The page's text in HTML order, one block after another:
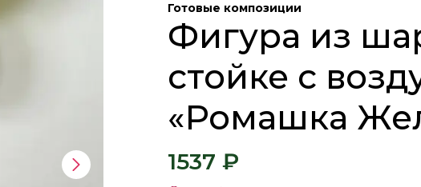
Готовые композиции
Фигура из
стойке с
«Ромашка
1537 ₽